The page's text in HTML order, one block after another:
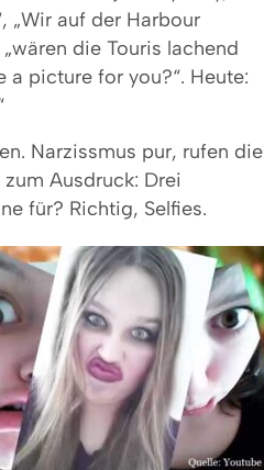
„Wir auf der Harbour
die Touris lachend
a picture for you?“. Heute:
Narzissmus pur, rufen die
Ausdruck: Drei
für? Richtig, Selfies.